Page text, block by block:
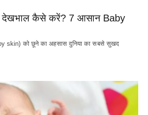
देखभाल कैसे करें? 7 आसान Baby
skin) को छूने का अहसास दुनिया का सबसे सुखद